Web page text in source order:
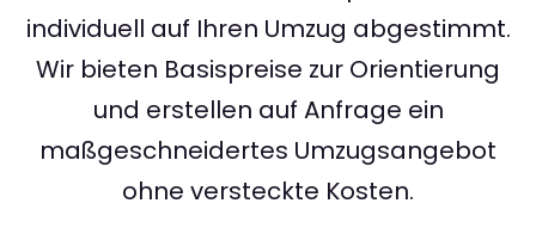
individuell auf Ihren Umzug abgestimmt.
Wir bieten Basispreise zur Orientierung
und erstellen auf Anfrage ein
maßgeschneidertes Umzugsangebot
ohne versteckte Kosten.